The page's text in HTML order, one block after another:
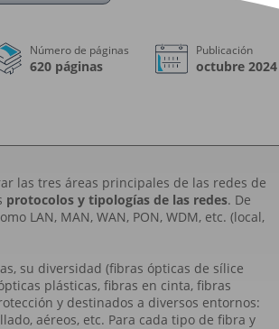
Número de páginas
620 páginas
Publicación
octubre 2024
las tres áreas principales de las redes de
protocolos y tipologías de las redes. De
LAN, MAN, WAN, PON, WDM, etc. (local,
su diversidad (fibras ópticas de sílice
plásticas, fibras en cinta, fibras
y destinados a diversos entornos:
aéreos, etc. Para cada tipo de fibra y